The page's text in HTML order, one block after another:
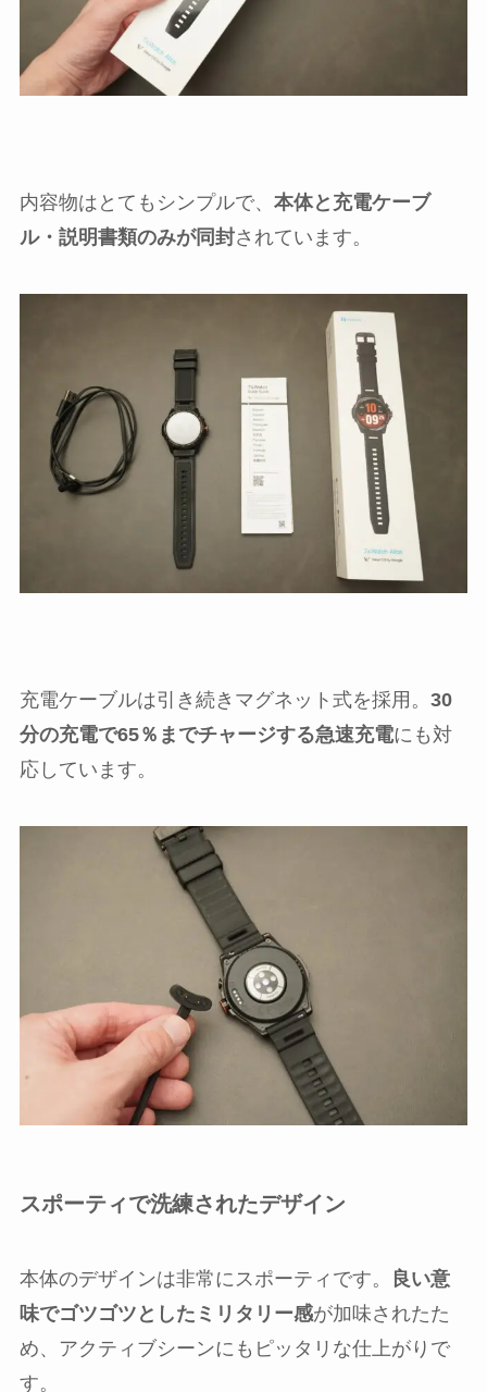
内容物はとてもシンプルで、 本体と充電ケーブ
ル・説明書類のみが同封されています。
充電ケーブルは引き続きマグネット式を採用。 30
分の充電で65％までチャージする急速充電にも対
応しています。
スポーティで洗練されたデザイン
本体のデザインは非常にスポーティです。
良い意
味でゴツゴツとしたミリタリー感が加味されたた
め、アクティブシーンにもピッタリな仕上がりで
す。